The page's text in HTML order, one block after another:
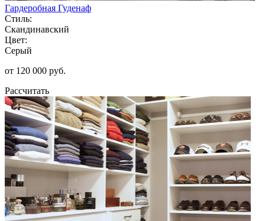
Гардеробная Гуденаф
Стиль:
Скандинавский
Цвет:
Серый
от 120 000 руб.
Рассчитать